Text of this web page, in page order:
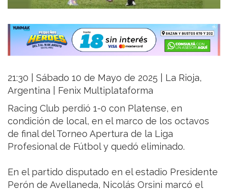
21:30 | Sábado 10 de Mayo de 2025 | La Rioja,
Argentina | Fenix Multiplataforma
Racing Club perdió 1-0 con Platense, en
condición de local, en el marco de los octavos
de final del Torneo Apertura de la Liga
Profesional de Fútbol y quedó eliminado.
En el partido disputado en el estadio Presidente
Perón de Avellaneda, Nicolás Orsini marcó el